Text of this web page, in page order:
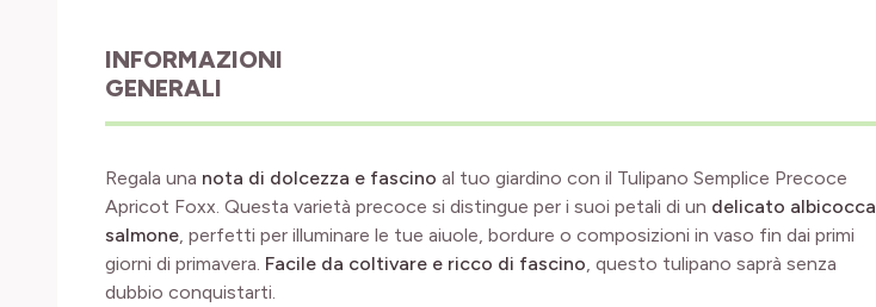
INFORMAZIONI
GENERALI
Regala una nota di dolcezza e fascino al tuo giardino con il Tulipano Semplice Precoce
Apricot Foxx. Questa varietà precoce si distingue per i suoi petali di un delicato albicocca
salmone, perfetti per illuminare le tue aiuole, bordure o composizioni in vaso fin dai primi
giorni di primavera. Facile da coltivare e ricco di fascino, questo tulipano saprà senza
dubbio conquistarti.